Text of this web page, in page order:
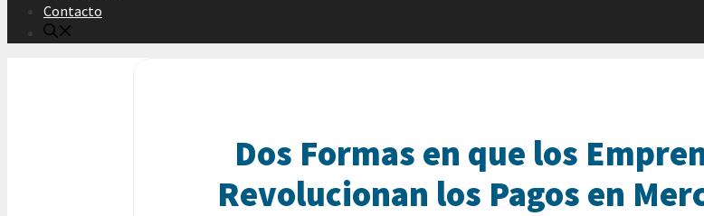
Contacto
Dos Formas en que los
Revolucionan los Pagos en